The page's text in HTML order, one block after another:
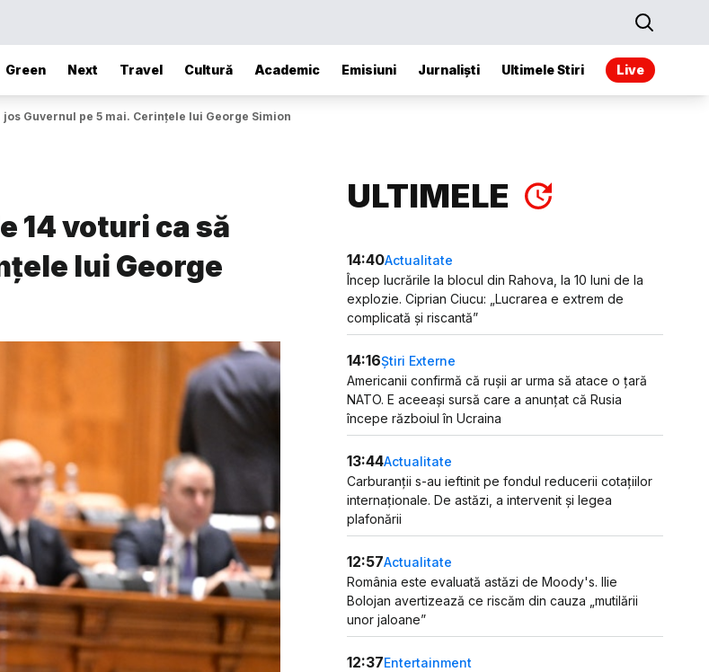
Green Next Travel Cultură Academic Emisiuni Jurnaliști Ultimele Stiri Live
jos Guvernul pe 5 mai. Cerințele lui George Simion
14 voturi ca să
lui George
ULTIMELE
14:40Actualitate
Încep lucrările la blocul din Rahova, la 10 luni de la
explozie. Ciprian Ciucu: „Lucrarea e extrem de
complicată și riscantă”
14:16Știri Externe
Americanii confirmă că rușii ar urma să atace o țară
NATO. E aceeași sursă care a anunțat că Rusia
începe războiul în Ucraina
13:44Actualitate
Carburanții s-au ieftinit pe fondul reducerii cotațiilor
internaționale. De astăzi, a intervenit și legea
plafonării
12:57Actualitate
România este evaluată astăzi de Moody's. Ilie
Bolojan avertizează ce riscăm din cauza „mutilării
unor jaloane”
12:37Entertainment